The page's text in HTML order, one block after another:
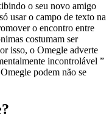
o seu novo amigo
usar o campo de texto na
o encontro entre
costumam ser
isso, o Omegle adverte
incontrolável ”
podem não se